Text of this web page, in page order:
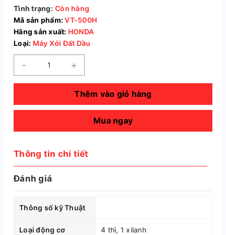
Tình trạng: Còn hàng
Mã sản phẩm:VT-500H
Hãng sản xuất: HONDA
Loại: Máy Xới Đất Dầu
- +
Thêm vào giỏ hàng
Mua ngay
Thông tin chi tiết
Đánh giá
Thông số kỹ Thuật
Loại động cơ 4 thì, 1 xilanh